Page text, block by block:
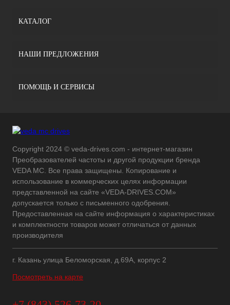
КАТАЛОГ
НАШИ ПРЕДЛОЖЕНИЯ
ПОМОЩЬ И СЕРВИСЫ
Copyright 2024 © veda-drives.com - интернет-магазин
Преобразователей частоты и другой продукции бренда
VEDA MC. Все права защищены. Копирование и
использование в коммерческих целях информации
представленной на сайте «VEDA-DRIVES.COM»
допускается только с письменного одобрения.
Предоставленная на сайте информация о характеристиках
и комплектности товаров может отличаться от данных
производителя
г. Казань улица Беломорская, д.69А, корпус 2
Посмотреть на карте